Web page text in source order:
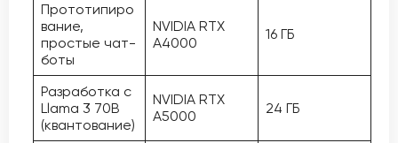
Прототипиро
вание,
простые чат-
боты
NVIDIA RTX
A4000
16 ГБ
Разработка с
Llama 3 70B
(квантование)
NVIDIA RTX
A5000
24 ГБ